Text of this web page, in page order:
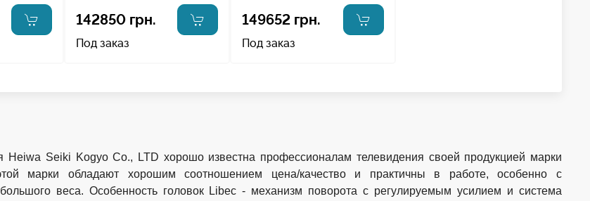
142850 грн.
Под заказ
149652 грн.
Под заказ
Heiwa Seiki Kogyo Co., LTD хорошо известна профессионалам телевидения своей продукцией марки
марки обладают хорошим соотношением цена/качество и практичны в работе, особенно с
веса. Особенность головок Libec - механизм поворота с регулируемым усилием и система